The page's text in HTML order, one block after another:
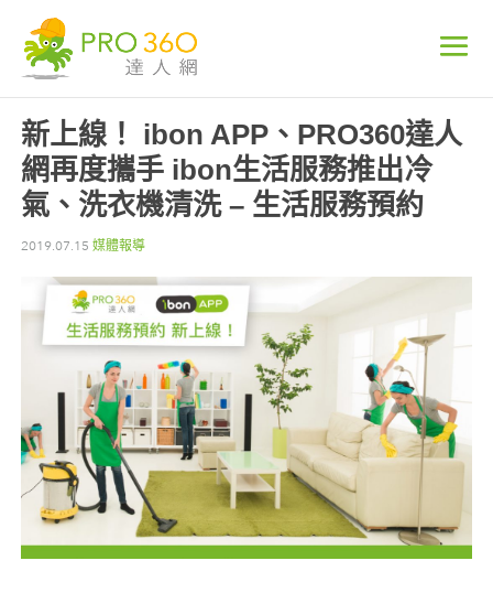
新上線！ ibon APP、PRO360達人
網再度攜手 ibon生活服務推出冷
氣、洗衣機清洗 – 生活服務預約
2019.07.15 媒體報導